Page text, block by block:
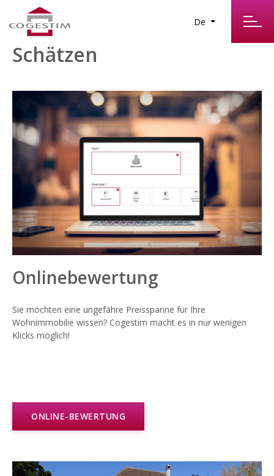
De
Schätzen
Onlinebewertung
Sie möchten eine ungefähre Preisspanne für Ihre
Wohnimmobilie wissen? Cogestim macht es in nur wenigen
Klicks möglich!
ONLINE-BEWERTUNG